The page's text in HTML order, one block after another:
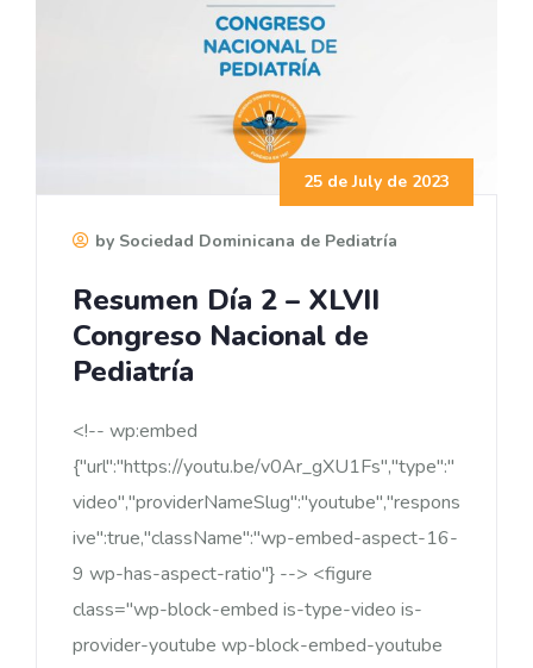
25 de July de 2023
by Sociedad Dominicana de Pediatría
Resumen Día 2 – XLVII
Congreso Nacional de
Pediatría
<!-- wp:embed
{"url":"https://youtu.be/v0Ar_gXU1Fs","type":"
video","providerNameSlug":"youtube","respons
ive":true,"className":"wp-embed-aspect-16-
9 wp-has-aspect-ratio"} --> <figure
class="wp-block-embed is-type-video is-
provider-youtube wp-block-embed-youtube